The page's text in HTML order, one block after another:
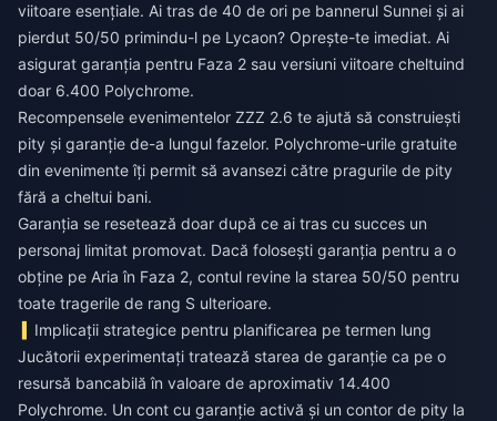
viitoare esențiale. Ai tras de 40 de ori pe bannerul Sunnei și ai
pierdut 50/50 primindu-l pe Lycaon? Oprește-te imediat. Ai
asigurat garanția pentru Faza 2 sau versiuni viitoare cheltuind
doar 6.400 Polychrome.
Recompensele evenimentelor ZZZ 2.6 te ajută să construiești
pity și garanție de-a lungul fazelor. Polychrome-urile gratuite
din evenimente îți permit să avansezi către pragurile de pity
fără a cheltui bani.
Garanția se resetează doar după ce ai tras cu succes un
personaj limitat promovat. Dacă folosești garanția pentru a o
obține pe Aria în Faza 2, contul revine la starea 50/50 pentru
toate tragerile de rang S ulterioare.
Implicații strategice pentru planificarea pe termen lung
Jucătorii experimentați tratează starea de garanție ca pe o
resursă bancabilă în valoare de aproximativ 14.400
Polychrome. Un cont cu garanție activă și un contor de pity la